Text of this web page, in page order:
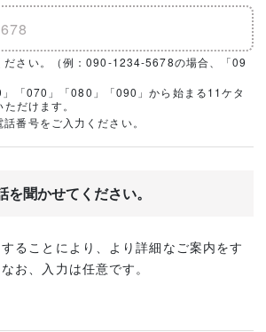
ださい。（例：090-1234-5678の場合、「09
「070」「080」「090」から始まる11ケタ
だけます。
番号をご入力ください。
を聞かせてください。
ることにより、より詳細なご案内をす
お、入力は任意です。